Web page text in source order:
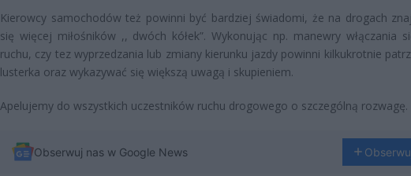
Kierowcy samochodów też powinni być bardziej świadomi, że na drogach
się więcej miłośników ,, dwóch kółek”. Wykonując np. manewry włączania
ruchu, czy tez wyprzedzania lub zmiany kierunku jazdy powinni kilkukrotnie
lusterka oraz wykazywać się większą uwagą i skupieniem.
Apelujemy do wszystkich uczestników ruchu drogowego o szczególną rozwagę.
Obserwuj nas w Google News